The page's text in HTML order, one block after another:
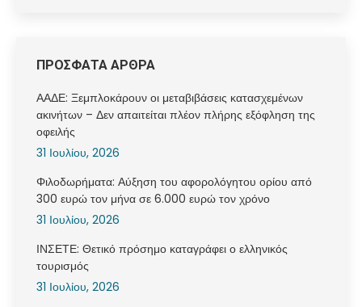
ΠΡΟΣΦΑΤΑ ΑΡΘΡΑ
ΑΑΔΕ: Ξεμπλοκάρουν οι μεταβιβάσεις κατασχεμένων
ακινήτων – Δεν απαιτείται πλέον πλήρης εξόφληση της
οφειλής
31 Ιουλίου, 2026
Φιλοδωρήματα: Αύξηση του αφορολόγητου ορίου από
300 ευρώ τον μήνα σε 6.000 ευρώ τον χρόνο
31 Ιουλίου, 2026
ΙΝΣΕΤΕ: Θετικό πρόσημο καταγράφει ο ελληνικός
τουρισμός
31 Ιουλίου, 2026